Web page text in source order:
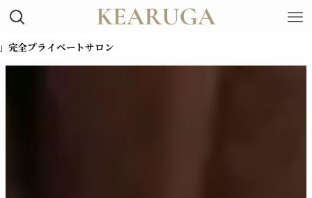
ートサロン